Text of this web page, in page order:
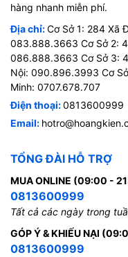
hàng nhanh miễn phí.
Địa chỉ:Cơ Sở 1: 284 Xã
083.888.3663 Cơ Sở 2:
086.888.3663 Cơ Sở 3:
Nội: 090.896.3993 Cơ
Minh: 0707.678.707
Điện thoại:0813600999
Email:
TỔNG ĐÀI HỖ TRỢ
MUA ONLINE (09:00 -
0813600999
Tất cả các ngày trong
GÓP Ý & KHIẾU NẠI
0813600999